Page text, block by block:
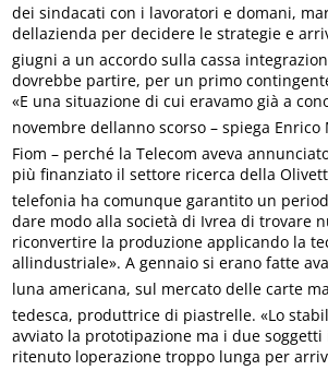
dei sindacati con i lavoratori e domani,
dellazienda per decidere le strategie e
giugni a un accordo sulla cassa
dovrebbe partire, per un primo
«E una situazione di cui eravamo già a
novembre dellanno scorso – spiega
Fiom – perché la Telecom aveva
più finanziato il settore ricerca della
telefonia ha comunque garantito un
dare modo alla società di Ivrea di trovare
riconvertire la produzione applicando la
allindustriale». A gennaio si erano fatte
luna americana, sul mercato delle carte
tedesca, produttrice di piastrelle. «Lo
avviato la prototipazione ma i due
ritenuto loperazione troppo lunga per